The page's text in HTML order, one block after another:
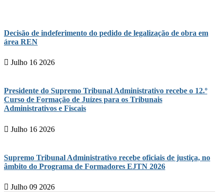
Decisão de indeferimento do pedido de legalização de obra em
área REN
Julho 16 2026
Presidente do Supremo Tribunal Administrativo recebe o 12.º
Curso de Formação de Juízes para os Tribunais
Administrativos e Fiscais
Julho 16 2026
Supremo Tribunal Administrativo recebe oficiais de justiça, no
âmbito do Programa de Formadores EJTN 2026
Julho 09 2026